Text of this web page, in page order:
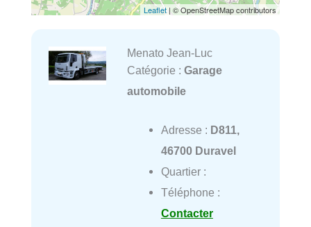
Leaflet| © OpenStreetMap contributors
Menato Jean-Luc
Catégorie : Garage
automobile
Adresse : D811,
46700 Duravel
Quartier :
Téléphone :
Contacter